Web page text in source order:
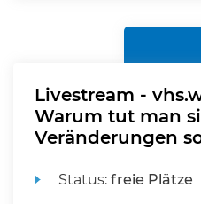
Livestream -
Warum tut man
Veränderungen
Status:freie Plätze